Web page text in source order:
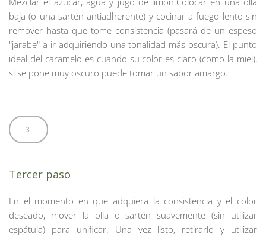
baja (o una sartén antiadherente) y cocinar a fuego lento sin
remover hasta que tome consistencia (pasará de un espeso
"jarabe" a ir adquiriendo una tonalidad más oscura). El punto
ideal del caramelo es cuando su color es claro (como la miel),
si se pone muy oscuro puede tomar un sabor amargo.
3
Tercer paso
En el momento en que adquiera la consistencia y el color
deseado, mover la olla o sartén suavemente (sin utilizar
espátula) para unificar. Una vez listo, retirarlo y utilizar